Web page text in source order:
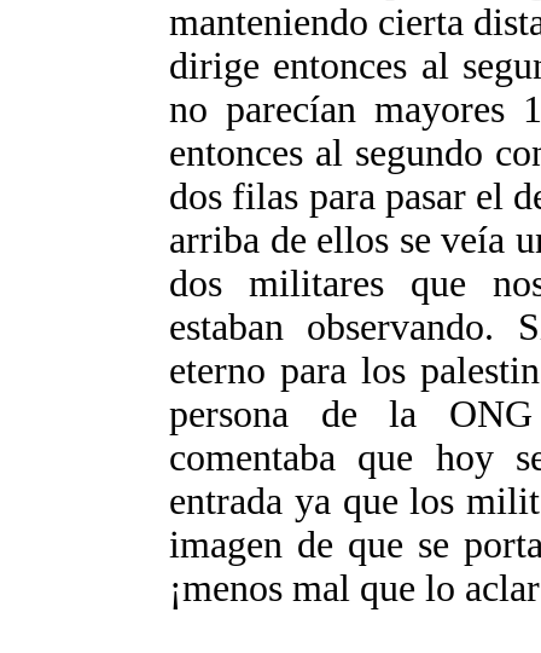
manteniendo cierta
dirige entonces al
no parecían mayores
entonces al segundo
dos filas para pasar el
arriba de ellos se veía
dos militares que
estaban
eterno para los
persona de la
comentaba que hoy
entrada ya que los
imagen de que se
¡menos mal que lo